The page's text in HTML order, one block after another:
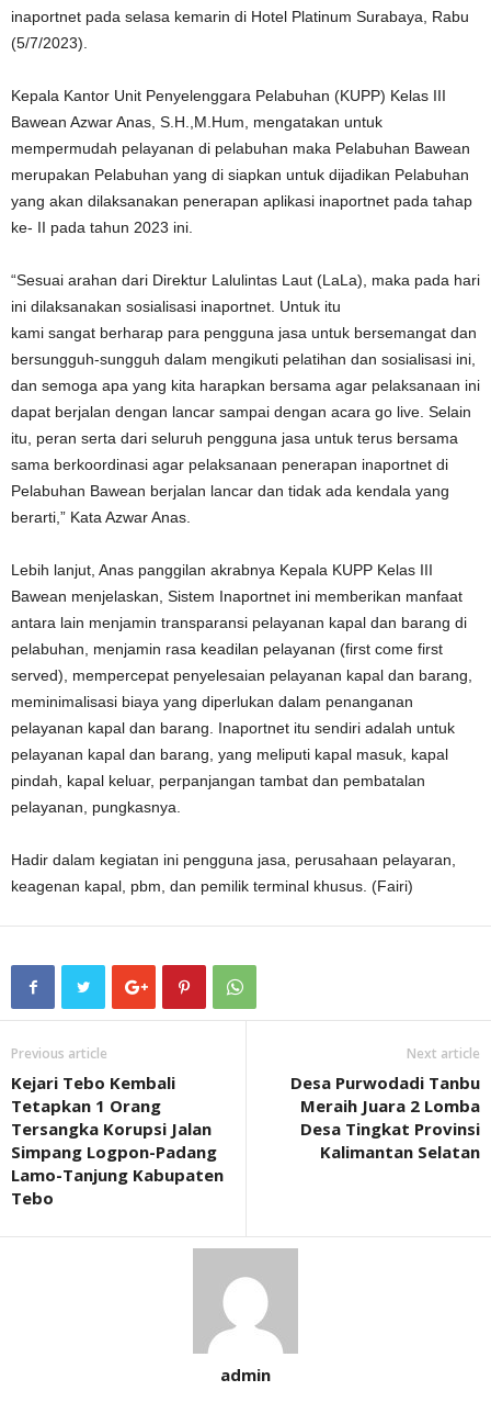
inaportnet pada selasa kemarin di Hotel Platinum Surabaya, Rabu
(5/7/2023).
Kepala Kantor Unit Penyelenggara Pelabuhan (KUPP) Kelas III
Bawean Azwar Anas, S.H.,M.Hum, mengatakan untuk
mempermudah pelayanan di pelabuhan maka Pelabuhan Bawean
merupakan Pelabuhan yang di siapkan untuk dijadikan Pelabuhan
yang akan dilaksanakan penerapan aplikasi inaportnet pada tahap
ke- II pada tahun 2023 ini.
“Sesuai arahan dari Direktur Lalulintas Laut (LaLa), maka pada hari
ini dilaksanakan sosialisasi inaportnet. Untuk itu
kami sangat berharap para pengguna jasa untuk bersemangat dan
bersungguh-sungguh dalam mengikuti pelatihan dan sosialisasi ini,
dan semoga apa yang kita harapkan bersama agar pelaksanaan ini
dapat berjalan dengan lancar sampai dengan acara go live. Selain
itu, peran serta dari seluruh pengguna jasa untuk terus bersama
sama berkoordinasi agar pelaksanaan penerapan inaportnet di
Pelabuhan Bawean berjalan lancar dan tidak ada kendala yang
berarti,” Kata Azwar Anas.
Lebih lanjut, Anas panggilan akrabnya Kepala KUPP Kelas III
Bawean menjelaskan, Sistem Inaportnet ini memberikan manfaat
antara lain menjamin transparansi pelayanan kapal dan barang di
pelabuhan, menjamin rasa keadilan pelayanan (first come first
served), mempercepat penyelesaian pelayanan kapal dan barang,
meminimalisasi biaya yang diperlukan dalam penanganan
pelayanan kapal dan barang. Inaportnet itu sendiri adalah untuk
pelayanan kapal dan barang, yang meliputi kapal masuk, kapal
pindah, kapal keluar, perpanjangan tambat dan pembatalan
pelayanan, pungkasnya.
Hadir dalam kegiatan ini pengguna jasa, perusahaan pelayaran,
keagenan kapal, pbm, dan pemilik terminal khusus. (Fairi)
Previous article
Kejari Tebo Kembali
Tetapkan 1 Orang
Tersangka Korupsi Jalan
Simpang Logpon-Padang
Lamo-Tanjung Kabupaten
Tebo
Next article
Desa Purwodadi Tanbu
Meraih Juara 2 Lomba
Desa Tingkat Provinsi
Kalimantan Selatan
admin